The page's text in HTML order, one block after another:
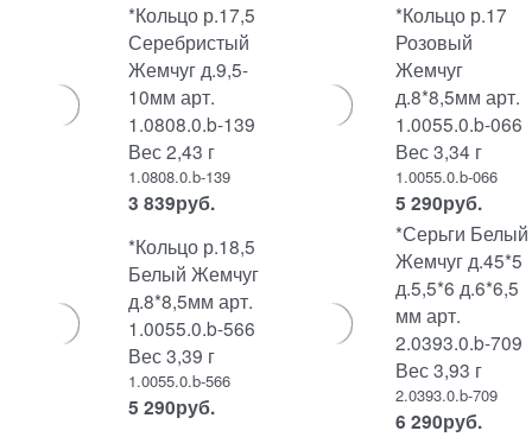
*Кольцо р.17,5
Серебристый
Жемчуг д.9,5-
10мм арт.
1.0808.0.b-139
Вес 2,43 г
1.0808.0.b-139
3 839руб.
*Кольцо р.17
Розовый
Жемчуг
д.8*8,5мм арт.
1.0055.0.b-066
Вес 3,34 г
1.0055.0.b-066
5 290руб.
*Кольцо р.18,5
Белый Жемчуг
д.8*8,5мм арт.
1.0055.0.b-566
Вес 3,39 г
1.0055.0.b-566
5 290руб.
*Серьги Белый
Жемчуг д.45*5
д.5,5*6 д.6*6,5
мм арт.
2.0393.0.b-709
Вес 3,93 г
2.0393.0.b-709
6 290руб.